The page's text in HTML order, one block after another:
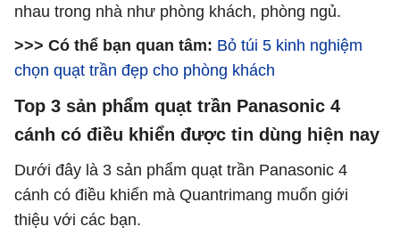
nhau trong nhà như phòng khách, phòng ngủ.
>>> Có thể bạn quan tâm: Bỏ túi 5 kinh nghiệm
chọn quạt trần đẹp cho phòng khách
Top 3 sản phẩm quạt trần Panasonic 4
cánh có điều khiển được tin dùng hiện nay
Dưới đây là 3 sản phẩm quạt trần Panasonic 4
cánh có điều khiển mà Quantrimang muốn giới
thiệu với các bạn.